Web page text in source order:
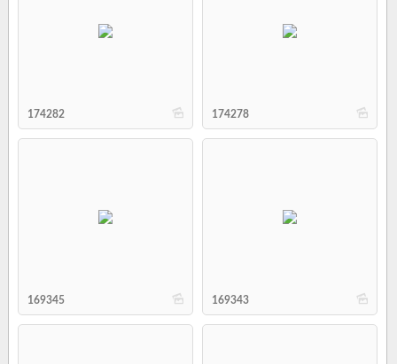
b
174282 b
174278
b
169345 b
169343